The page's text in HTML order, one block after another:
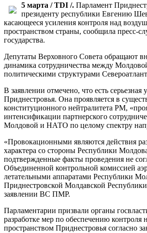
5 марта / TDI /. Парламент
президенту республики Евгению
касающееся усиления контроля над
пространством страны, сообщила пресс-
государства.
Депутаты Верховного Совета обращают
динамика сотрудничества между
политическими структурами
В заявлении отмечено, что есть серьезная
Приднестровья. Она проявляется в
конституционного нейтралитета РМ,
интенсификации партнерского
Молдовой и НАТО по целому спектру
«Провокационными являются действия
характера со стороны Республики
подтвержденные факты проведения не
Объединенной контрольной комиссией
летательными аппаратами Республики
Приднестровской Молдавской
заявлении ВС ПМР.
Парламентарии призвали органы
разработке мер по обеспечению
пространством Приднестровья согласно